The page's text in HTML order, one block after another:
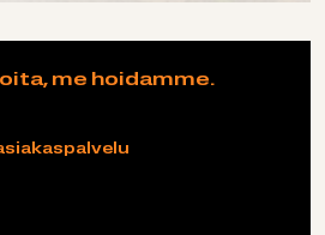
me hoidamme.